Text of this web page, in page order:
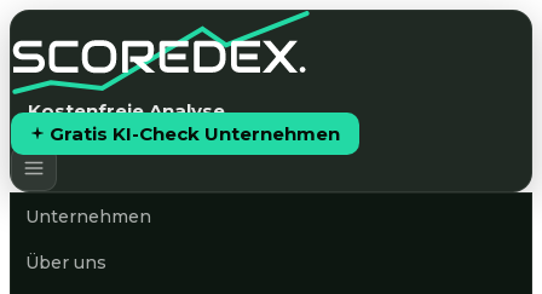
Kostenfreie Analyse
Gratis KI-Check Unternehmen
Unternehmen
Über uns